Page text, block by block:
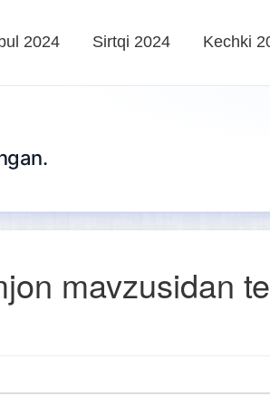
2024 Sirtqi 2024 Kechki
mavzusidan